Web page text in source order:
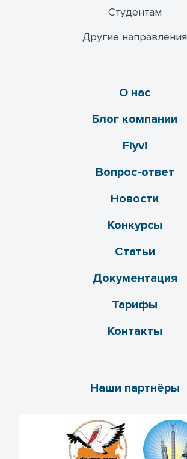
Студентам
Другие направления
О нас
Блог компании
Flyvi
Вопрос-ответ
Новости
Конкурсы
Статьи
Документация
Тарифы
Контакты
Наши партнёры